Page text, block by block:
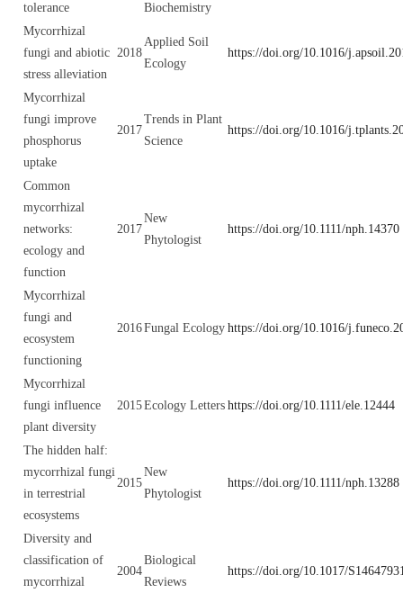
tolerance
Biochemistry
Mycorrhizal
fungi and abiotic
stress alleviation
2018
Applied Soil
Ecology
https://doi.org/10.1016/
Mycorrhizal
fungi improve
phosphorus
uptake
2017
Trends in Plant
Science
https://doi.org/10.1016/
Common
mycorrhizal
networks:
ecology and
function
2017
New
Phytologist
https://doi.org/10.1111/nph.14370
Mycorrhizal
fungi and
ecosystem
functioning
2016Fungal Ecology https://doi.org/10.1016/
Mycorrhizal
fungi influence
plant diversity
2015Ecology Letters https://doi.org/10.1111/ele.12444
The hidden half:
mycorrhizal fungi
in terrestrial
ecosystems
2015
New
Phytologist
https://doi.org/10.1111/nph.13288
Diversity and
classification of
mycorrhizal
2004
Biological
Reviews
https://doi.org/10.1017/